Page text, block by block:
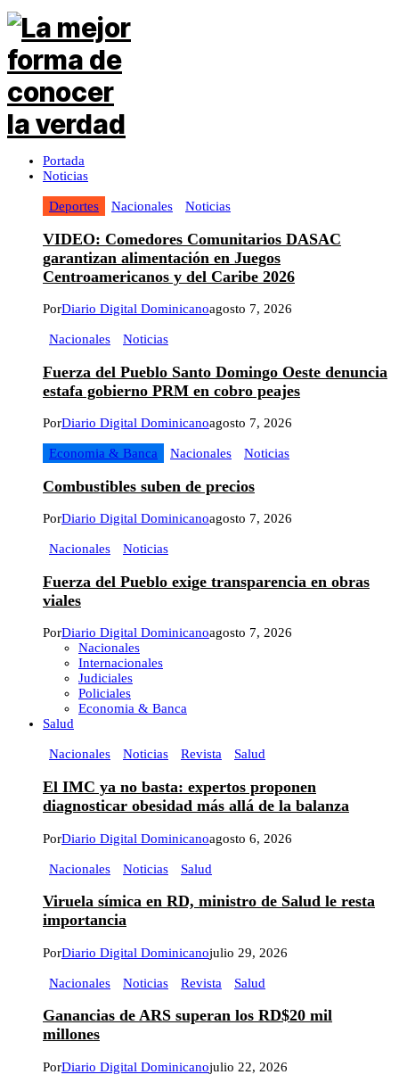
Portada
Noticias
Deportes Nacionales Noticias
VIDEO: Comedores Comunitarios DASAC
garantizan alimentación en Juegos
Centroamericanos y del Caribe 2026
PorDiario Digital Dominicanoagosto 7, 2026
Nacionales Noticias
Fuerza del Pueblo Santo Domingo Oeste denuncia
estafa gobierno PRM en cobro peajes
PorDiario Digital Dominicanoagosto 7, 2026
Economia & Banca Nacionales Noticias
Combustibles suben de precios
PorDiario Digital Dominicanoagosto 7, 2026
Nacionales Noticias
Fuerza del Pueblo exige transparencia en obras
viales
PorDiario Digital Dominicanoagosto 7, 2026
Nacionales
Internacionales
Judiciales
Policiales
Economia & Banca
Salud
Nacionales Noticias Revista Salud
El IMC ya no basta: expertos proponen
diagnosticar obesidad más allá de la balanza
PorDiario Digital Dominicanoagosto 6, 2026
Nacionales Noticias Salud
Viruela símica en RD, ministro de Salud le resta
importancia
PorDiario Digital Dominicanojulio 29, 2026
Nacionales Noticias Revista Salud
Ganancias de ARS superan los RD$20 mil
millones
PorDiario Digital Dominicanojulio 22, 2026